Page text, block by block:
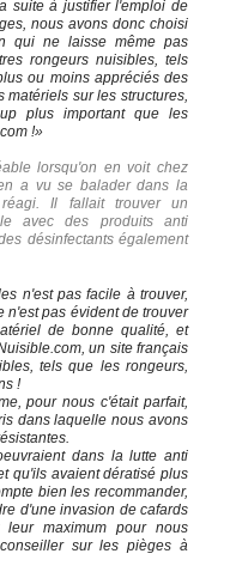
suite à justifier l'emploi de
nous avons donc choisi
qui ne laisse même pas
rongeurs nuisibles, tels
ou moins appréciés des
sur les structures,
plus important que les
!»
lorsqu'on en voit chez
a vu se balader dans la
réagi. Il fallait trouver un
avec des produits anti
désinfectants également
n'est pas facile à trouver,
n'est pas évident de trouver
de bonne qualité, et
un site français
tels que les rongeurs,
!
pour nous c'était parfait,
dans laquelle nous avons
dans la lutte anti
qu'ils avaient dératisé plus
bien les recommander,
d'une invasion de cafards
maximum pour nous
sur les pièges à